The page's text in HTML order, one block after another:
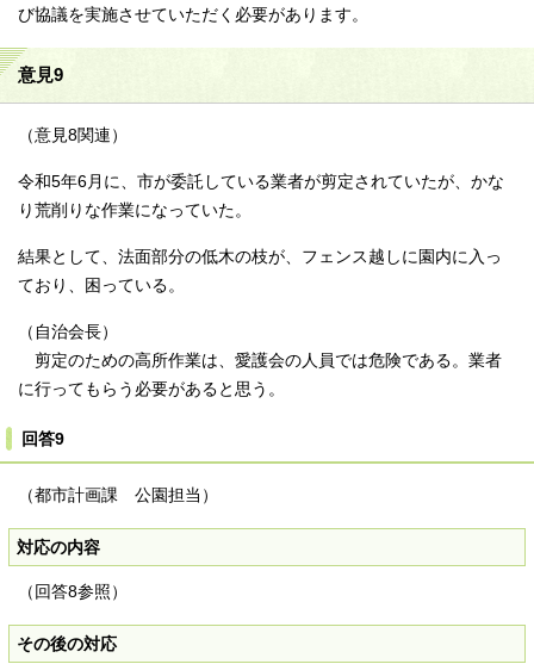
び協議を実施させていただく必要があります。
意見9
（意見8関連）
令和5年6月に、市が委託している業者が剪定されていたが、かな
り荒削りな作業になっていた。
結果として、法面部分の低木の枝が、フェンス越しに園内に入っ
ており、困っている。
（自治会長）
剪定のための高所作業は、愛護会の人員では危険である。業者
に行ってもらう必要があると思う。
回答9
（都市計画課 公園担当）
対応の内容
（回答8参照）
その後の対応